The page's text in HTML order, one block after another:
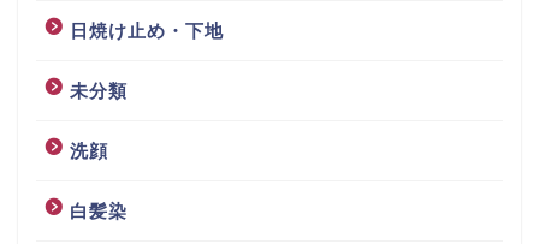
日焼け止め・下地
未分類
洗顔
白髪染